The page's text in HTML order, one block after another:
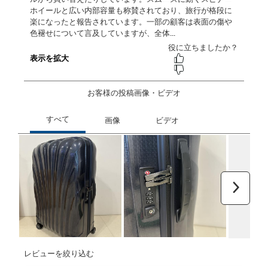
お客様の投稿画像・ビデオ
レビューを絞り込む